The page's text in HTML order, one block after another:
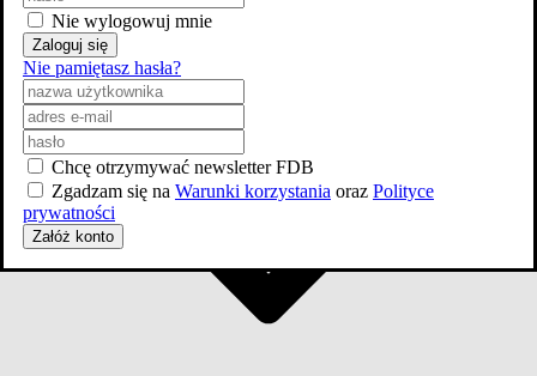
Nie wylogowuj mnie
Zaloguj się
Nie pamiętasz hasła?
Chcę otrzymywać newsletter FDB
Zgadzam się na Warunki korzystania oraz Polityce
prywatności
Załóż konto